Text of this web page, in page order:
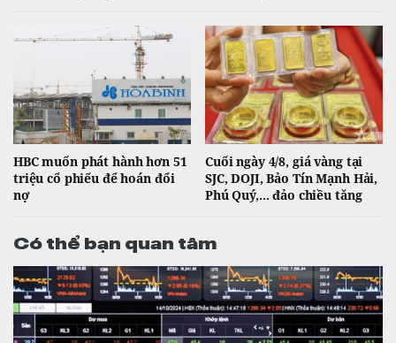
HBC muốn phát hành hơn 51
triệu cổ phiếu để hoán đổi
nợ
Cuối ngày 4/8, giá vàng tại
SJC, DOJI, Bảo Tín Mạnh Hải,
Phú Quý,... đảo chiều tăng
Có thể bạn quan tâm